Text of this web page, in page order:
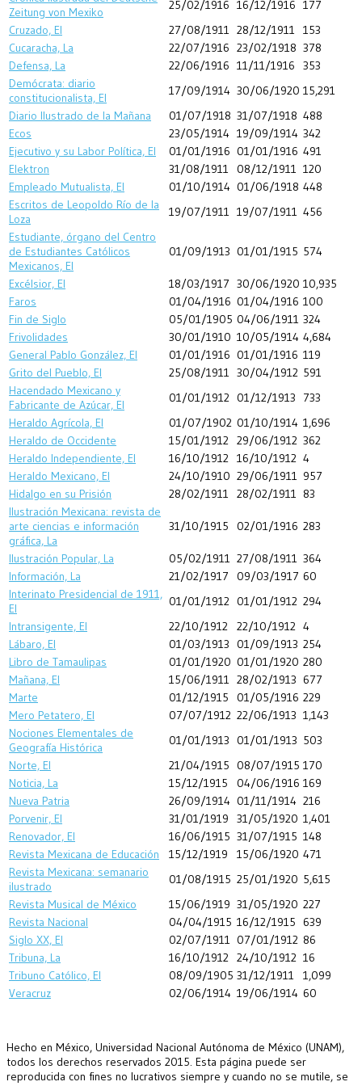
Zeitung von Mexiko
25/02/1916 16/12/1916 177
Cruzado, El
27/08/1911 28/12/1911
153
Cucaracha, La
22/07/1916 23/02/1918 378
Defensa, La
22/06/1916 11/11/1916
353
Demócrata: diario
constitucionalista, El
17/09/1914 30/06/1920 15,291
Diario Ilustrado de la Mañana
01/07/1918 31/07/1918 488
Ecos
23/05/1914 19/09/1914 342
Ejecutivo y su Labor Política, El
01/01/1916 01/01/1916 491
Elektron
31/08/1911 08/12/1911
120
Empleado Mutualista, El
01/10/1914 01/06/1918 448
Escritos de Leopoldo Río de la
Loza
19/07/1911 19/07/1911 456
Estudiante, órgano del Centro
de Estudiantes Católicos
Mexicanos, El
01/09/1913 01/01/1915 574
Excélsior, El 18/03/1917 30/06/1920 10,935
Faros
01/04/1916 01/04/1916 100
Fin de Siglo
05/01/1905 04/06/1911 324
Frivolidades
30/01/1910 10/05/1914 4,684
General Pablo González, El
01/01/1916 01/01/1916 119
Grito del Pueblo, El
25/08/1911 30/04/1912 591
Hacendado Mexicano y
Fabricante de Azúcar, El
01/01/1912 01/12/1913
733
Heraldo Agrícola, El
01/07/1902 01/10/1914 1,696
Heraldo de Occidente
15/01/1912 29/06/1912 362
Heraldo Independiente, El
16/10/1912 16/10/1912 4
Heraldo Mexicano, El
24/10/1910 29/06/1911
957
Hidalgo en su Prisión
28/02/1911 28/02/1911
83
Ilustración Mexicana: revista de
arte ciencias e información
gráfica, La
31/10/1915 02/01/1916 283
Ilustración Popular, La 05/02/1911 27/08/1911 364
Información, La
21/02/1917 09/03/1917 60
Interinato Presidencial de 1911,
El
01/01/1912 01/01/1912 294
Intransigente, El
22/10/1912 22/10/1912 4
Lábaro, El
01/03/1913 01/09/1913 254
Libro de Tamaulipas
01/01/1920 01/01/1920 280
Mañana, El
15/06/1911 28/02/1913 677
Marte
01/12/1915 01/05/1916 229
Mero Petatero, El
07/07/1912 22/06/1913 1,143
Nociones Elementales de
Geografía Histórica
01/01/1913 01/01/1913 503
Norte, El
21/04/1915 08/07/1915 170
Noticia, La
15/12/1915 04/06/1916 169
Nueva Patria
26/09/1914 01/11/1914 216
Porvenir, El
31/01/1919 31/05/1920 1,401
Renovador, El
16/06/1915 31/07/1915 148
Revista Mexicana de Educación
15/12/1919 15/06/1920 471
Revista Mexicana: semanario
ilustrado
01/08/1915 25/01/1920 5,615
Revista Musical de México
15/06/1919 31/05/1920 227
Revista Nacional
04/04/1915 16/12/1915 639
Siglo XX, El
02/07/1911 07/01/1912 86
Tribuna, La
16/10/1912 24/10/1912 16
Tribuno Católico, El
08/09/1905 31/12/1911
1,099
Veracruz
02/06/1914 19/06/1914 60
Hecho en México, Universidad Nacional Autónoma de México (UNAM),
todos los derechos reservados 2015. Esta página puede ser
reproducida con fines no lucrativos siempre y cuando no se mutile, se